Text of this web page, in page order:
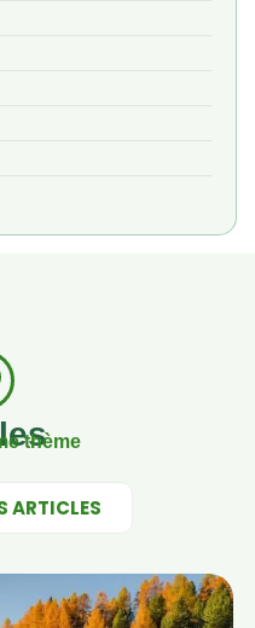
thème
ARTICLES